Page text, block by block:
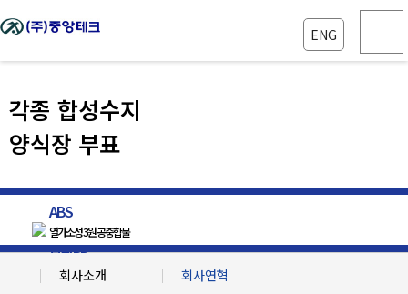
ENG
각종 합성수지
양식장 부표
ABS
열가소성 3원 공중합물
복합PP
올렌핀계 수지
회사소개 회사연혁